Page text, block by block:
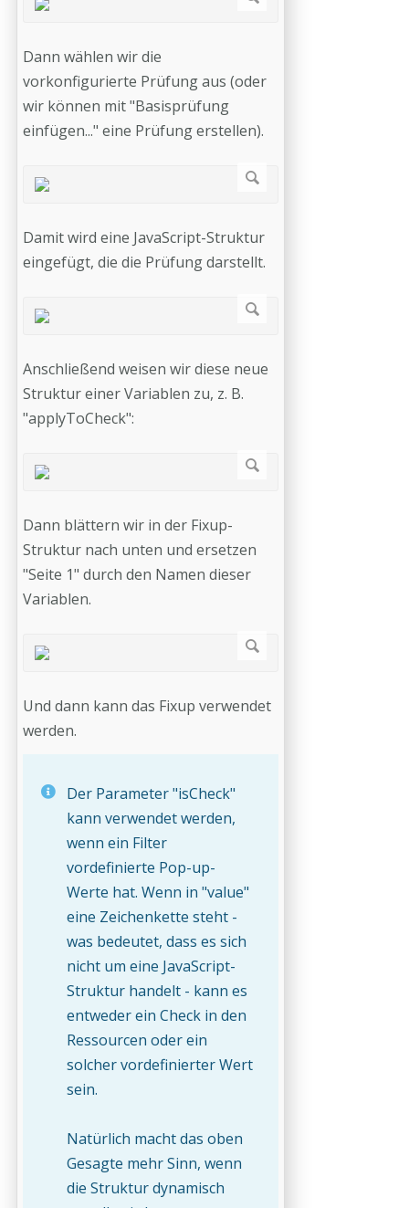
Dann wählen wir die
vorkonfigurierte Prüfung aus (oder
wir können mit "Basisprüfung
einfügen..." eine Prüfung erstellen).
Damit wird eine JavaScript-Struktur
eingefügt, die die Prüfung darstellt.
Anschließend weisen wir diese neue
Struktur einer Variablen zu, z. B.
"applyToCheck":
Dann blättern wir in der Fixup-
Struktur nach unten und ersetzen
"Seite 1" durch den Namen dieser
Variablen.
Und dann kann das Fixup verwendet
werden.
Der Parameter "isCheck"
kann verwendet werden,
wenn ein Filter
vordefinierte Pop-up-
Werte hat. Wenn in "value"
eine Zeichenkette steht -
was bedeutet, dass es sich
nicht um eine JavaScript-
Struktur handelt - kann es
entweder ein Check in den
Ressourcen oder ein
solcher vordefinierter Wert
sein.
Natürlich macht das oben
Gesagte mehr Sinn, wenn
die Struktur dynamisch